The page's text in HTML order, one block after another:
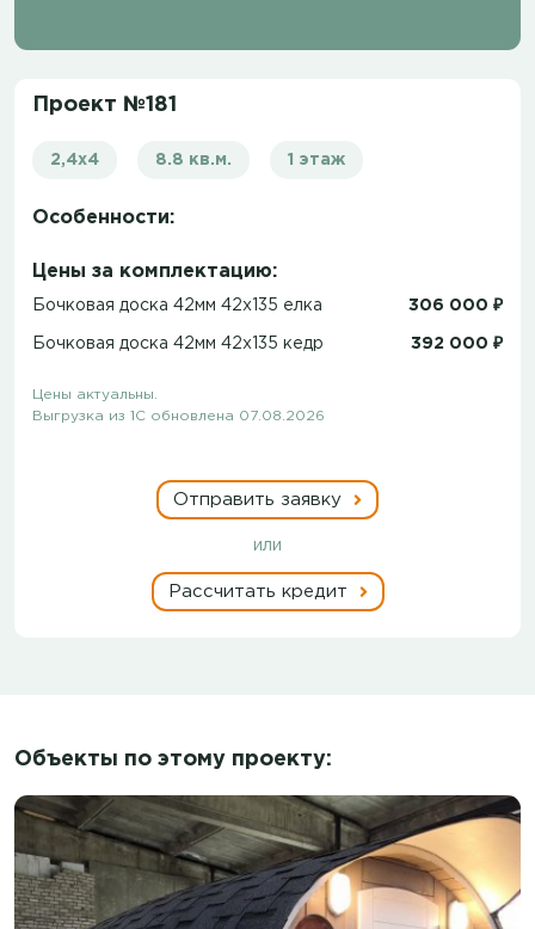
Проект №181
2,4х4 8.8 кв.м. 1 этаж
Особенности:
Цены за комплектацию:
Бочковая доска 42мм 42х135 елка 306 000 ₽
Бочковая доска 42мм 42х135 кедр 392 000 ₽
Цены актуальны.
Выгрузка из 1С обновлена 07.08.2026
Отправить заявку
или
Рассчитать кредит
Объекты по этому проекту: